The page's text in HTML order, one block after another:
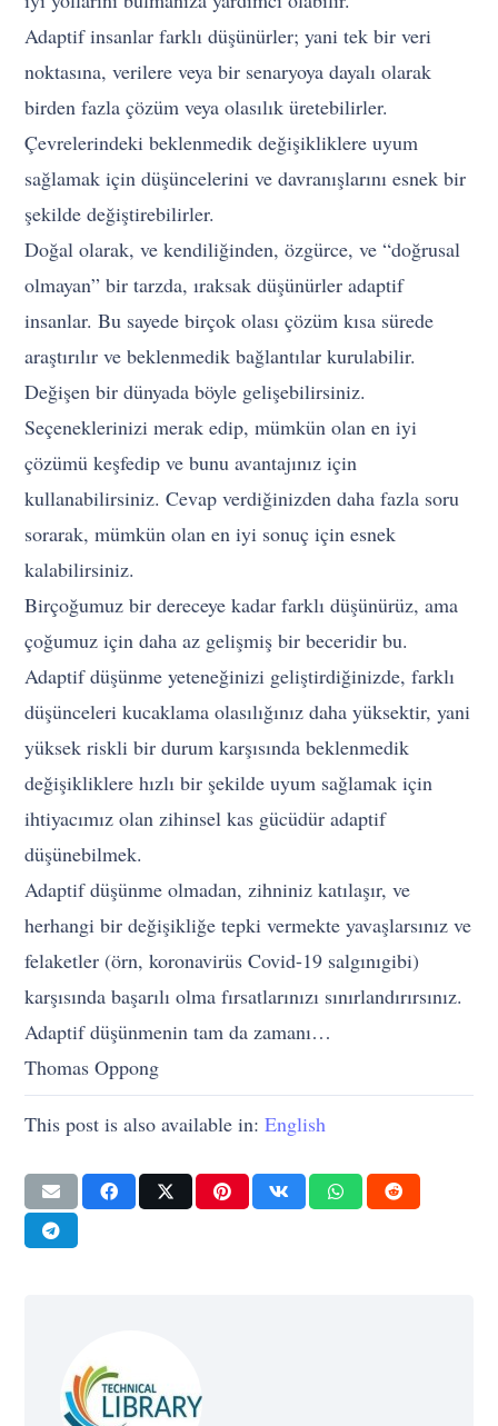
Adaptif insanlar farklı düşünürler; yani tek bir veri
noktasına, verilere veya bir senaryoya dayalı olarak
birden fazla çözüm veya olasılık üretebilirler.
Çevrelerindeki beklenmedik değişikliklere uyum
sağlamak için düşüncelerini ve davranışlarını esnek bir
şekilde değiştirebilirler.
Doğal olarak, ve kendiliğinden, özgürce, ve “doğrusal
olmayan” bir tarzda, ıraksak düşünürler adaptif
insanlar. Bu sayede birçok olası çözüm kısa sürede
araştırılır ve beklenmedik bağlantılar kurulabilir.
Değişen bir dünyada böyle gelişebilirsiniz.
Seçeneklerinizi merak edip, mümkün olan en iyi
çözümü keşfedip ve bunu avantajınız için
kullanabilirsiniz. Cevap verdiğinizden daha fazla soru
sorarak, mümkün olan en iyi sonuç için esnek
kalabilirsiniz.
Birçoğumuz bir dereceye kadar farklı düşünürüz, ama
çoğumuz için daha az gelişmiş bir beceridir bu.
Adaptif düşünme yeteneğinizi geliştirdiğinizde, farklı
düşünceleri kucaklama olasılığınız daha yüksektir, yani
yüksek riskli bir durum karşısında beklenmedik
değişikliklere hızlı bir şekilde uyum sağlamak için
ihtiyacımız olan zihinsel kas gücüdür adaptif
düşünebilmek.
Adaptif düşünme olmadan, zihniniz katılaşır, ve
herhangi bir değişikliğe tepki vermekte yavaşlarsınız ve
felaketler (örn, koronavirüs Covid-19 salgınıgibi)
karşısında başarılı olma fırsatlarınızı sınırlandırırsınız.
Adaptif düşünmenin tam da zamanı…
Thomas Oppong
This post is also available in:English